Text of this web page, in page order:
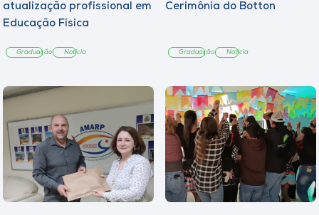
atualização profissional em
Educação Física
Graduação Notícia
Cerimônia do Botton
Graduação Notícia